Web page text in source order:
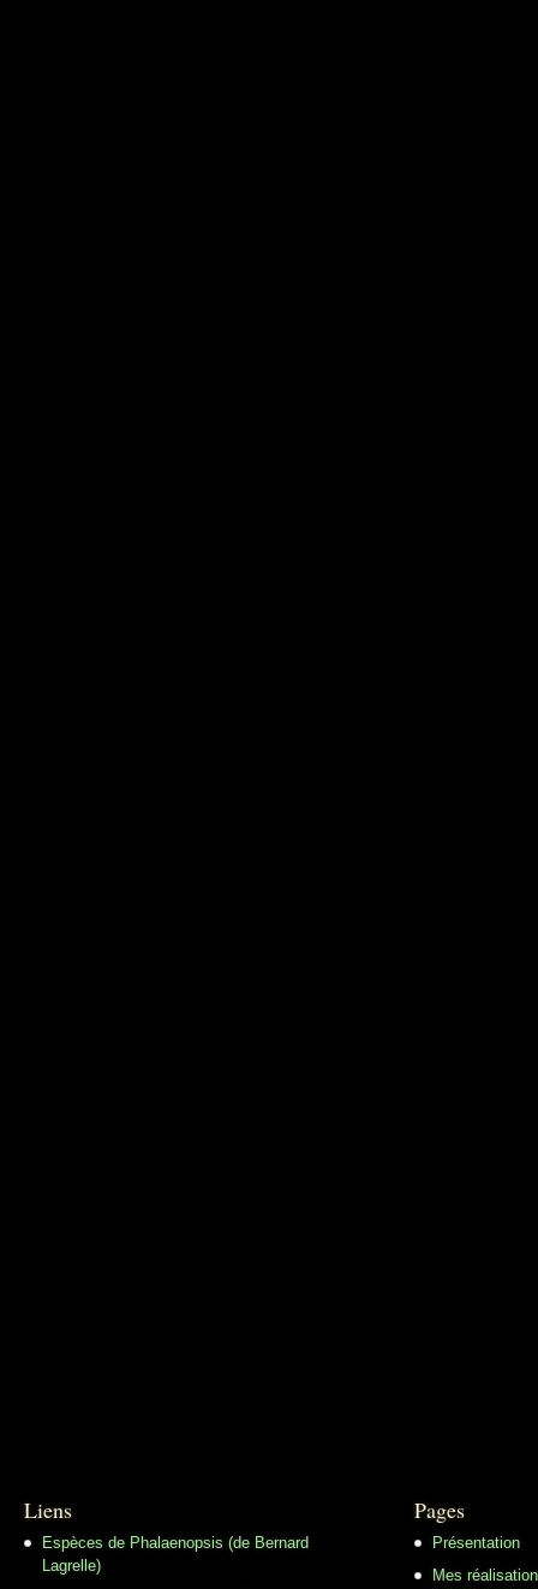
Liens
Espèces de Phalaenopsis (de Bernard
Lagrelle)
Pages
Présentation
Mes